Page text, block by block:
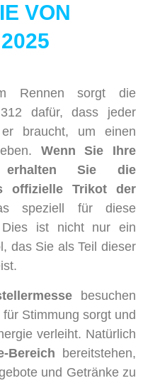
VON
Rennen sorgt die
dafür, dass jeder
braucht, um einen
Wenn Sie Ihre
erhalten Sie die
offizielle Trikot der
speziell für diese
Dies ist nicht nur ein
das Sie als Teil dieser
besuchen
Stimmung sorgt und
verleiht. Natürlich
Bereich bereitstehen,
und Getränke zu